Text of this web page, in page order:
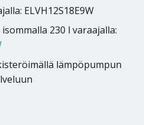
ELVH12S18E9W
230 l varaajalla:
lämpöpumpun